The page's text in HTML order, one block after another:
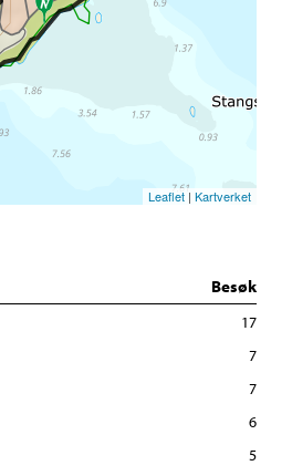
Leaflet | Kartverket
Besøk
17
7
7
6
5